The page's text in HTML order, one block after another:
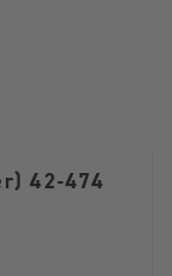
42-474